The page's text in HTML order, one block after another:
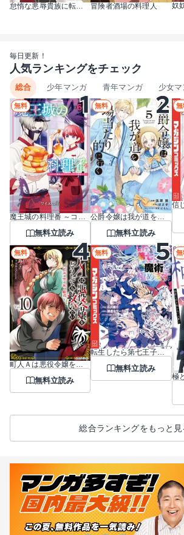
冒険者酒場の料理人 奴
毎日更新！
人気ランキングをチェック
総合 少年マンガ 青年マンガ 少女
無料
魔王城の料理番 ～コワモテ魔族ばかりだけど、ホワイトな職場です～
無料立読み
無料
公爵令嬢は我が道を場当たり的に行く
無料立読み
無
無料
町人Ａは悪役令嬢をどうしても救いたい ～どぶと空と氷の姫君～
無料立読み
無料
転生したら第七王子だったので、気ままに魔術を極めます
無料立読み
無
総合ランキングをもっと見